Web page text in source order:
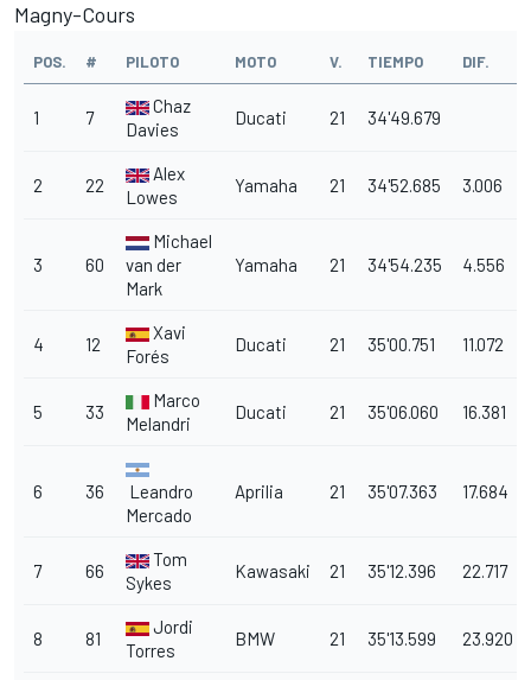
Magny-Cours
POS. # PILOTO MOTO V. TIEMPO DIF.
1 7
Chaz
Davies
Ducati 21 34'49.679
2 22
Alex
Lowes
Yamaha 21 34'52.685 3.006
3 60
Michael
van der
Mark
Yamaha 21 34'54.235 4.556
4 12
Xavi
Forés
Ducati 21 35'00.751 11.072
5 33
Marco
Melandri
Ducati 21 35'06.060 16.381
6 36
Leandro
Mercado
Aprilia 21 35'07.363 17.684
7 66
Tom
Sykes
Kawasaki 21 35'12.396 22.717
8 81
Jordi
Torres
BMW 21 35'13.599 23.920